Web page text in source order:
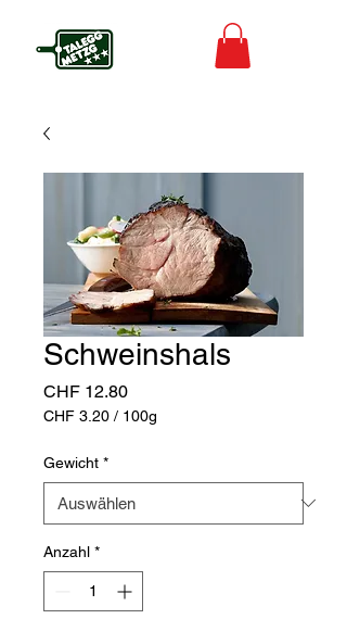
Schweinshals
CHF 12.80Preis
CHF 3.20 / 100g
pro
Gramm
Gewicht *
Anzahl *